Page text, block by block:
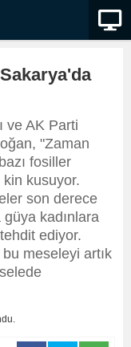
ve AK Parti
"Zaman
fosiller
kin kusuyor.
son derece
kadınlara
ediyor.
meseleyi artık